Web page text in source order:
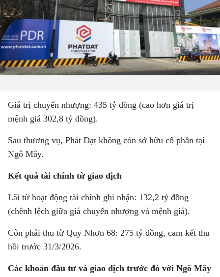
Giá trị chuyển nhượng: 435 tỷ đồng (cao hơn giá trị
mệnh giá 302,8 tỷ đồng).
Sau thương vụ, Phát Đạt không còn sở hữu cổ phần tại
Ngô Mây.
Kết quả tài chính từ giao dịch
Lãi từ hoạt động tài chính ghi nhận: 132,2 tỷ đồng
(chênh lệch giữa giá chuyển nhượng và mệnh giá).
Còn phải thu từ Quy Nhơn 68: 275 tỷ đồng, cam kết thu
hồi trước 31/3/2026.
Các khoản đầu tư và giao dịch trước đó với Ngô Mây